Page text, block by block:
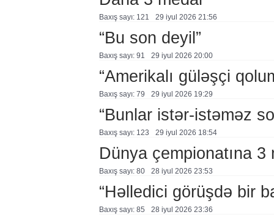
Baxış sayı: 121 29 i̇yul 2026 21:56
“Bu son deyil”
Baxış sayı: 91 29 i̇yul 2026 20:00
“Amerikalı güləşçi
Baxış sayı: 79 29 i̇yul 2026 19:29
“Bunlar istər-istəməz
Baxış sayı: 123 29 i̇yul 2026 18:54
Dünya çempionatına 3
Baxış sayı: 80 28 i̇yul 2026 23:53
“Həlledici görüşdə bir
Baxış sayı: 85 28 i̇yul 2026 23:36